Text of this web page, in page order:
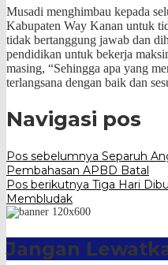
Musadi menghimbau kepada
Kabupaten Way Kanan untuk
tidak bertanggung jawab dan
pendidikan untuk bekerja
masing, “Sehingga apa yang
terlangsana dengan baik dan
Navigasi pos
Pos sebelumnya Separuh
Pembahasan APBD Batal
Pos berikutnya Tiga Hari
Membludak
Jangan